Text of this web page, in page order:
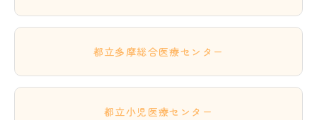
都立多摩総合医療センター
都立小児医療センター